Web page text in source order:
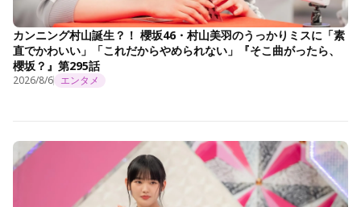
カンニング村山誕生？！ 櫻坂46・村山美羽のうっかりミスに「素
直でかわいい」「これだからやめられない」『そこ曲がったら、
櫻坂？』第295話
2026/8/6 エンタメ